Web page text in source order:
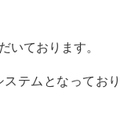
いております。
テムとなっており